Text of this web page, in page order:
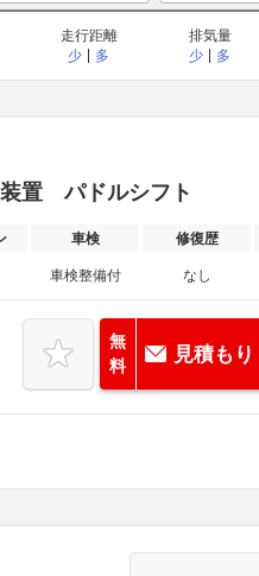
走行距離
少
多
排気量
少
多
置 パドルシフト
車検 修復歴
車検整備付 なし
無
料
見積も